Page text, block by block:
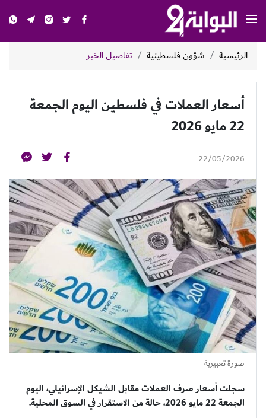
الرئيسية شؤون فلسطينية تفاصيل الخبر
أسعار العملات في فلسطين اليوم الجمعة
22 مايو 2026
22/05/2026
صورة تعبيرية
سجلت أسعار صرف العملات مقابل الشيكل الإسرائيلي، اليوم
الجمعة 22 مايو 2026، حالة من الاستقرار في السوق المحلية.